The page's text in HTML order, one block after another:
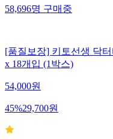
58,696명구매중
[품질보장] 키토선생 닥
x 18개입 (1박스)
54,000원
45%29,700원